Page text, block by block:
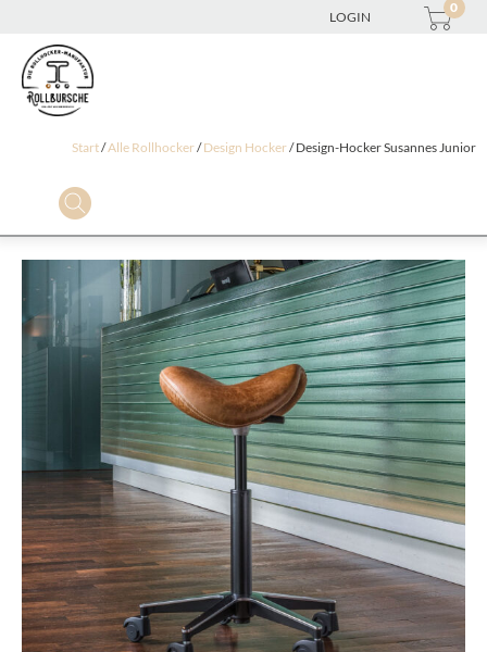
LOGIN
0
Start/Alle Rollhocker/Design Hocker/ Design-Hocker Susannes Junior